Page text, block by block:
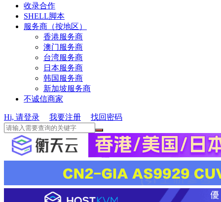
收录合作
SHELL脚本
服务商（按地区）
香港服务商
澳门服务商
台湾服务商
日本服务商
韩国服务商
新加坡服务商
不诚信商家
Hi, 请登录 我要注册 找回密码